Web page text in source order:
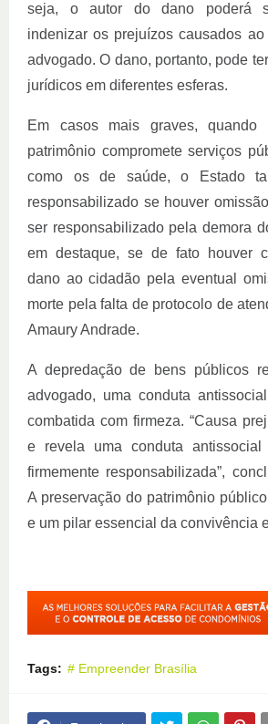
seja, o autor do dano poderá
indenizar os prejuízos causados ao
advogado. O dano, portanto, pode
jurídicos em diferentes esferas.
Em casos mais graves, quando
patrimônio compromete serviços
como os de saúde, o Estado
responsabilizado se houver
ser responsabilizado pela demora
em destaque, se de fato houver
dano ao cidadão pela eventual
morte pela falta de protocolo de
Amaury Andrade.
A depredação de bens públicos
advogado, uma conduta
combatida com firmeza. “Causa
e revela uma conduta
firmemente responsabilizada”,
A preservação do patrimônio
e um pilar essencial da convivência
Tags: # Empreender Brasília